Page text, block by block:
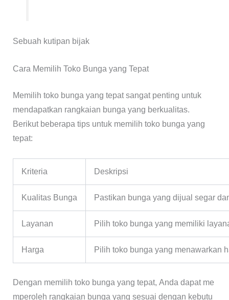
Sebuah kutipan bijak
Cara Memilih Toko Bunga yang Tepat
Memilih toko bunga yang tepat sangat penting untuk
mendapatkan rangkaian bunga yang berkualitas.
Berikut beberapa tips untuk memilih toko bunga yang
tepat:
Kriteria Deskripsi
Kualitas Bunga Pastikan bunga yang dijual segar
Layanan Pilih toko bunga yang memiliki
Harga Pilih toko bunga yang menawarkan
Dengan memilih toko bunga yang tepat, Anda dapat me
mperoleh rangkaian bunga yang sesuai dengan kebutu